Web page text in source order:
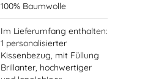
100% Baumwolle
Im Lieferumfang enthalten:
1 personalisierter
Kissenbezug, mit Füllung
Brillanter, hochwertiger